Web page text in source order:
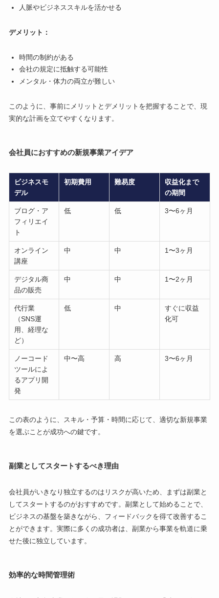
人脈やビジネススキルを活かせる
デメリット：
時間の制約がある
会社の規定に抵触する可能性
メンタル・体力の両立が難しい
このように、事前にメリットとデメリットを把握することで、現
実的な計画を立てやすくなります。
会社員におすすめの新規事業アイデア
ビジネスモ
デル
初期費用 難易度
収益化まで
の期間
ブログ・ア
フィリエイ
ト
低 低 3〜6ヶ月
オンライン
講座
中 中 1〜3ヶ月
デジタル商
品の販売
中 中 1〜2ヶ月
代行業
（SNS運
用、経理な
ど）
低 中
すぐに収益
化可
ノーコード
ツールによ
るアプリ開
発
中〜高 高 3〜6ヶ月
この表のように、スキル・予算・時間に応じて、適切な新規事業
を選ぶことが成功への鍵です。
副業としてスタートするべき理由
会社員がいきなり独立するのはリスクが高いため、まずは副業と
してスタートするのがおすすめです。副業として始めることで、
ビジネスの基盤を築きながら、フィードバックを得て改善するこ
とができます。実際に多くの成功者は、副業から事業を軌道に乗
せた後に独立しています。
効率的な時間管理術